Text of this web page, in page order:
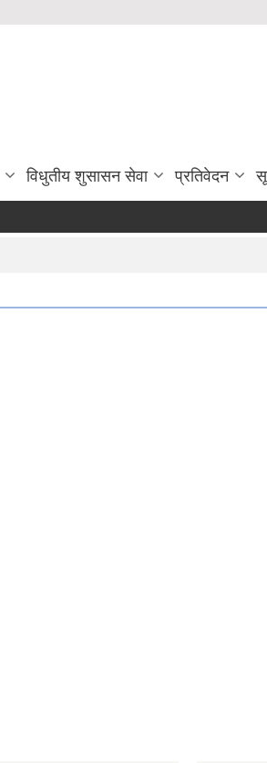
विधुतीय शुसासन सेवा प्रतिवेदन